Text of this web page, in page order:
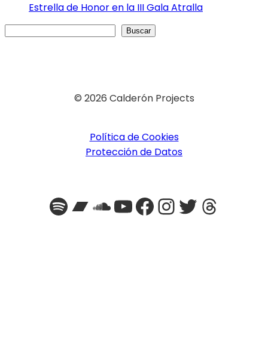
Estrella de Honor en la III Gala Atralla
Buscar
© 2026 Calderón Projects
Política de Cookies
Protección de Datos
Spotify
Bandcamp
SoundCloud
YouTube
Facebook
Instagram
Twitter